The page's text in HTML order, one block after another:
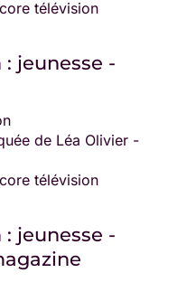
télévision
jeunesse -
de Léa Olivier -
télévision
jeunesse -